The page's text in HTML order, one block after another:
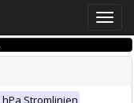
Toggle
Stromlinien